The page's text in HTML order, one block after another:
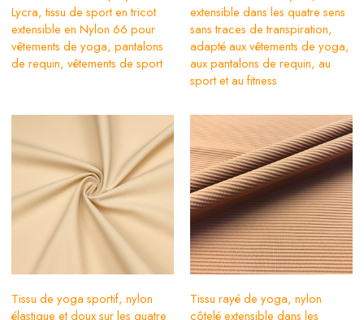
Lycra, tissu de sport en tricot
extensible en Nylon 66 pour
vêtements de yoga, pantalons
de requin, vêtements de sport
extensible dans les quatre sens
sans traces de transpiration,
adapté aux vêtements de yoga,
aux pantalons de requin, au
sport et au fitness
Tissu de yoga sportif, nylon
élastique et doux sur les quatre
Tissu rayé de yoga, nylon
côtelé extensible dans les